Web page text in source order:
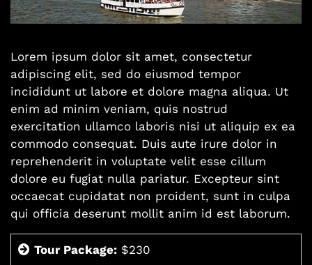
Lorem ipsum dolor sit amet, consectetur
adipiscing elit, sed do eiusmod tempor
incididunt ut labore et dolore magna aliqua. Ut
enim ad minim veniam, quis nostrud
exercitation ullamco laboris nisi ut aliquip ex ea
commodo consequat. Duis aute irure dolor in
reprehenderit in voluptate velit esse cillum
dolore eu fugiat nulla pariatur. Excepteur sint
occaecat cupidatat non proident, sunt in culpa
qui officia deserunt mollit anim id est laborum.
Tour Package: $230